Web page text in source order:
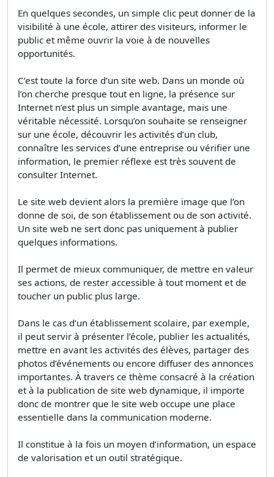
En quelques secondes, un simple clic peut donner de la
visibilité à une école, attirer des visiteurs, informer le
public et même ouvrir la voie à de nouvelles
opportunités.
C’est toute la force d’un site web. Dans un monde où
l’on cherche presque tout en ligne, la présence sur
Internet n’est plus un simple avantage, mais une
véritable nécessité. Lorsqu’on souhaite se renseigner
sur une école, découvrir les activités d’un club,
connaître les services d’une entreprise ou vérifier une
information, le premier réflexe est très souvent de
consulter Internet.
Le site web devient alors la première image que l’on
donne de soi, de son établissement ou de son activité.
Un site web ne sert donc pas uniquement à publier
quelques informations.
Il permet de mieux communiquer, de mettre en valeur
ses actions, de rester accessible à tout moment et de
toucher un public plus large.
Dans le cas d’un établissement scolaire, par exemple,
il peut servir à présenter l’école, publier les actualités,
mettre en avant les activités des élèves, partager des
photos d’événements ou encore diffuser des annonces
importantes. À travers ce thème consacré à la création
et à la publication de site web dynamique, il importe
donc de montrer que le site web occupe une place
essentielle dans la communication moderne.
Il constitue à la fois un moyen d’information, un espace
de valorisation et un outil stratégique.